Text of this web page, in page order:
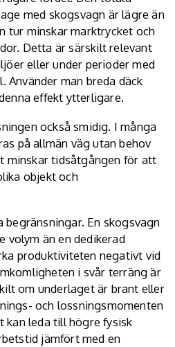
med skogsvagn är lägre än
tur minskar marktrycket och
Detta är särskilt relevant
eller under perioder med
Använder man breda däck
effekt ytterligare.
också smidig. I många
på allmän väg utan behov
minskar tidsåtgången för att
objekt och
En skogsvagn
volym än en dedikerad
produktiviteten negativt vid
i svår terräng är
om underlaget är brant eller
och lossningsmomenten
kan leda till högre fysisk
jämfört med en